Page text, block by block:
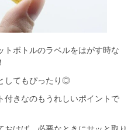
トボトルのラベルをはがす時な
してもぴったり◎
付きなのもうれしいポイントで